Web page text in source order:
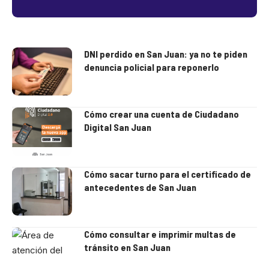
DNI perdido en San Juan: ya no te piden
denuncia policial para reponerlo
Cómo crear una cuenta de Ciudadano
Digital San Juan
Cómo sacar turno para el certificado de
antecedentes de San Juan
Cómo consultar e imprimir multas de
tránsito en San Juan